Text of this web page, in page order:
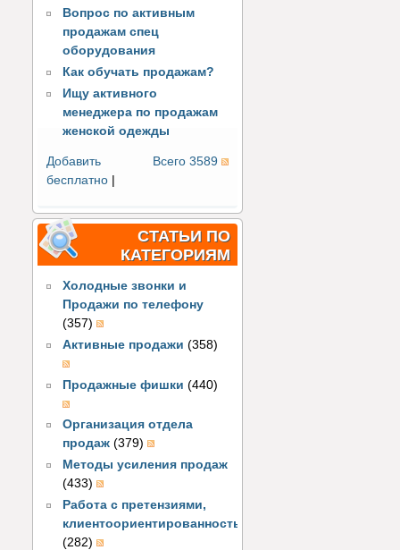
Вопрос по активным
продажам спец
оборудования
Как обучать продажам?
Ищу активного
менеджера по продажам
женской одежды
Всего 3589
Добавить
бесплатно |
СТАТЬИ ПО
КАТЕГОРИЯМ
Холодные звонки и
Продажи по телефону
(357)
Активные продажи (358)
Продажные фишки (440)
Организация отдела
продаж (379)
Методы усиления продаж
(433)
Работа с претензиями,
клиентоориентированность
(282)